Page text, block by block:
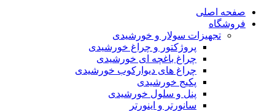
صفحه اصلی
فروشگاه
تجهیزات سولار و خورشیدی
پروژکتور و چراغ خورشیدی
چراغ باغچه ای خورشیدی
چراغ های دیوارکوب خورشیدی
پکیج خورشیدی
پنل و سلول خورشیدی
سانورتر و اینورتر